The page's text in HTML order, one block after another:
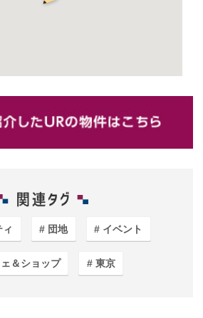
ィ 団地 イベント
＆ショップ 東京